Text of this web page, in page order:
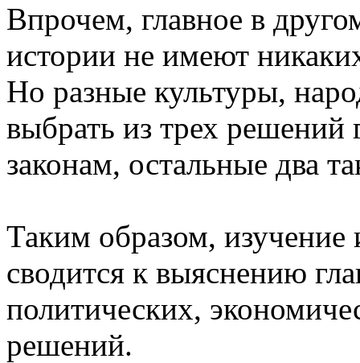
Впрочем, главное в
истории не имеют
Но разные культуры,
выбрать из трех
законам, остальные два
Таким образом,
сводится к выяснению
политических,
решений.